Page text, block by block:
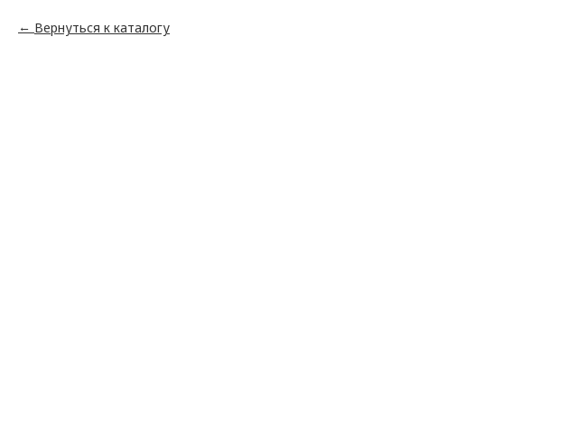
Вернуться к каталогу